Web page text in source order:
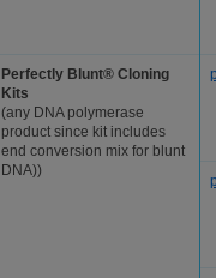
Perfectly Blunt® Cloning
Kits
(any DNA polymerase
product since kit includes
end conversion mix for blunt
DNA))